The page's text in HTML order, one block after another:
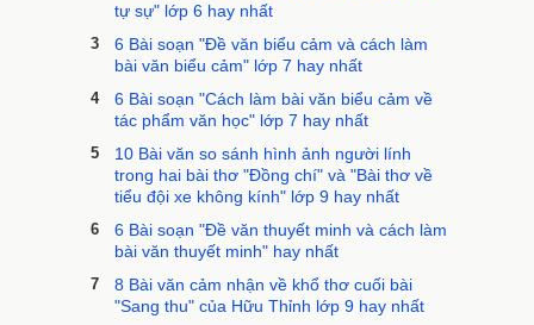
tự sự" lớp 6 hay nhất
3
6 Bài soạn "Đề văn biểu cảm và cách làm
bài văn biểu cảm" lớp 7 hay nhất
4
6 Bài soạn "Cách làm bài văn biểu cảm về
tác phẩm văn học" lớp 7 hay nhất
5
10 Bài văn so sánh hình ảnh người lính
trong hai bài thơ "Đồng chí" và "Bài thơ về
tiểu đội xe không kính" lớp 9 hay nhất
6
6 Bài soạn "Đề văn thuyết minh và cách làm
bài văn thuyết minh" hay nhất
7
8 Bài văn cảm nhận về khổ thơ cuối bài
"Sang thu" của Hữu Thỉnh lớp 9 hay nhất